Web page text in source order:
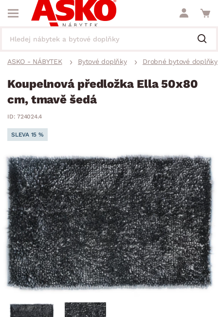
ASKO - NÁBYTEK Bytové doplňky Drobné bytové doplňky
Koupelnová předložka Ella 50x80
cm, tmavě šedá
ID: 724024.4
SLEVA 15 %